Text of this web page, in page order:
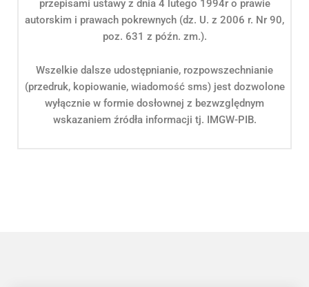
przepisami ustawy z dnia 4 lutego 1994r o prawie
autorskim i prawach pokrewnych (dz. U. z 2006 r. Nr 90,
poz. 631 z późn. zm.).
Wszelkie dalsze udostępnianie, rozpowszechnianie
(przedruk, kopiowanie, wiadomość sms) jest dozwolone
wyłącznie w formie dosłownej z bezwzględnym
wskazaniem źródła informacji tj. IMGW-PIB.